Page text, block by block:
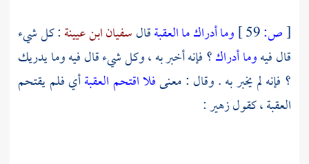
[ص: وما أدراك ما العقبةقالسفيان ابن عيينة: كل شيء
قال فيهوما أدراك؟ فإنه أخبر به ، وكل شيء قال فيه وما يدريك
؟ فإنه لم يخبر به . وقال : معنىفلا اقتحم العقبةأي فلم يقتحم
العقبة ، كقولزهير: